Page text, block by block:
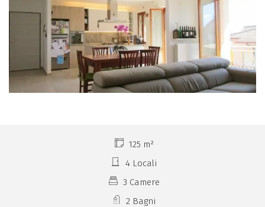
125 m²
4 Locali
3 Camere
2 Bagni